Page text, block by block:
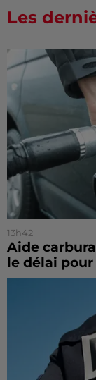
Les
13h42
Aide
le délai pour